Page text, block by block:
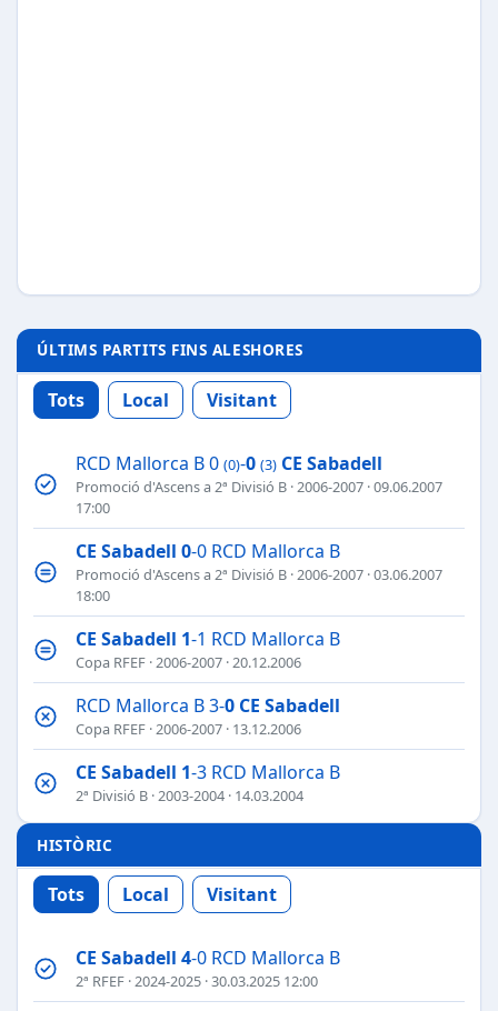
ÚLTIMS PARTITS FINS ALESHORES
Tots Local Visitant
RCD Mallorca B 0 (0)-0 (3) CE Sabadell
Promoció d'Ascens a 2ª Divisió B ·2006-2007 · 09.06.2007
17:00
CE Sabadell 0-0 RCD Mallorca B
Promoció d'Ascens a 2ª Divisió B ·2006-2007 · 03.06.2007
18:00
CE Sabadell 1-1 RCD Mallorca B
Copa RFEF ·2006-2007 · 20.12.2006
RCD Mallorca B 3-0 CE Sabadell
Copa RFEF ·2006-2007 · 13.12.2006
CE Sabadell 1-3 RCD Mallorca B
2ª Divisió B ·2003-2004 · 14.03.2004
HISTÒRIC
Tots Local Visitant
CE Sabadell 4-0 RCD Mallorca B
2ª RFEF ·2024-2025 · 30.03.2025 12:00